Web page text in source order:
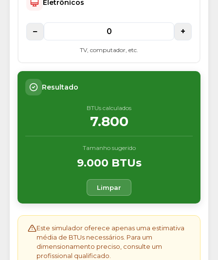
Eletrônicos
− +
TV, computador, etc.
Resultado
BTUs calculados
7.800
Tamanho sugerido
9.000 BTUs
Limpar
Este simulador oferece apenas uma estimativa
média de BTUs necessários. Para um
dimensionamento preciso, consulte um
profissional qualificado.